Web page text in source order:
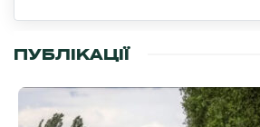
ПУБЛІКАЦІЇ